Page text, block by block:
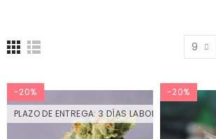
9
-20%
PLAZO DE ENTREGA: 3 DÍAS LABORABLES
-20%